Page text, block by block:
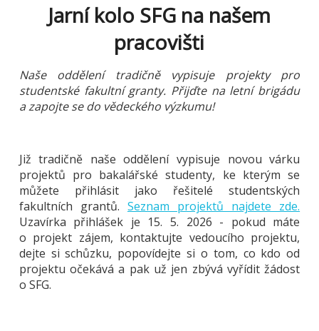
Jarní kolo SFG na našem
pracovišti
Naše oddělení tradičně vypisuje projekty pro
studentské fakultní granty. Přijďte na letní brigádu
a zapojte se do vědeckého výzkumu!
Již tradičně naše oddělení vypisuje novou várku
projektů pro bakalářské studenty, ke kterým se
můžete přihlásit jako řešitelé studentských
fakultních grantů. Seznam projektů najdete zde.
Uzavírka přihlášek je 15. 5. 2026 - pokud máte
o projekt zájem, kontaktujte vedoucího projektu,
dejte si schůzku, popovídejte si o tom, co kdo od
projektu očekává a pak už jen zbývá vyřídit žádost
o SFG.